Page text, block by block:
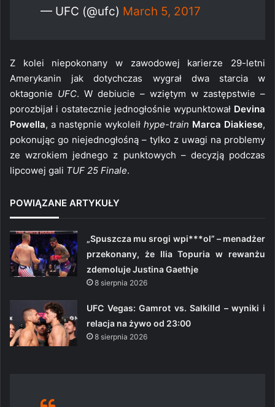
— UFC (@ufc) March 5, 2017
Z kolei niepokonany w zawodowej karierze 29-letni
Amerykanin jak dotychczas wygrał dwa starcia w
oktagonie UFC. W debiucie – wziętym w zastępstwie –
porozbijał i ostatecznie jednogłośnie wypunktował Devina
Powella, a następnie wykoleił hype-train Marca Diakiese,
pokonując go niejednogłośną – tylko z uwagi na problemy
ze wzrokiem jednego z punktowych – decyzją podczas
lipcowej gali TUF 25 Finale.
POWIĄZANE ARTYKUŁY
„Spuszcza mu srogi wpi***ol” – menadżer
przekonany, że Ilia Topuria w rewanżu
zdemoluje Justina Gaethje
8 sierpnia 2026
UFC Vegas: Gamrot vs. Salkilld – wyniki i
relacja na żywo od 23:00
8 sierpnia 2026